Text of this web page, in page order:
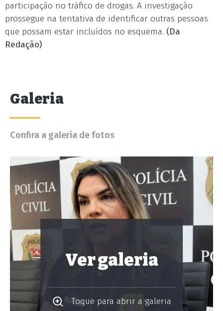
participação no tráfico de drogas. A investigação
prossegue na tentativa de identificar outras pessoas
que possam estar incluídos no esquema. (Da
Redação)
Galeria
Confira a galeria de fotos
Ver galeria
Toque para abrir a galeria